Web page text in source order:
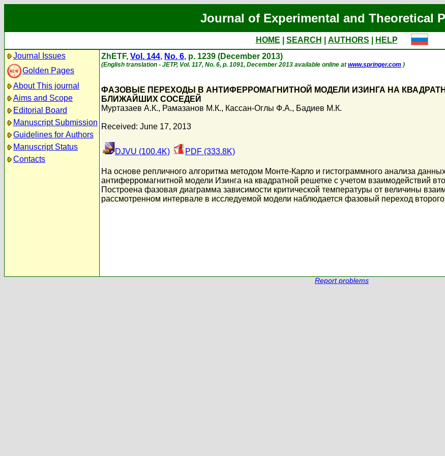
Journal of Experimental and Theoretical
HOME SEARCH AUTHORS
HELP
Journal Issues
Golden Pages
About This journal
Aims and Scope
Editorial Board
Manuscript Submission
Guidelines for Authors
Manuscript Status
Contacts
ZhETF, Vol. 144, No. 6, p. 1239 (December 2013)
(English translation - JETP, Vol. 117, No. 6, p. 1091, December 2013 available online atwww.springer.com )
ФАЗОВЫЕ ПЕРЕХОДЫ В АНТИФЕРРОМАГНИТНОЙ МОДЕЛИ ИЗИНГА НА
БЛИЖАЙШИХ СОСЕДЕЙ
Муртазаев А.К., Рамазанов М.К., Кассан-Оглы Ф.А., Бадиев М.К.
Received: June 17, 2013
DJVU (100.4K) PDF (333.8K)
На основе репличного алгоритма методом Монте-Карло и гистограммного анализа
антиферромагнитной модели Изинга на квадратной решетке с учетом взаимодействий
Построена фазовая диаграмма зависимости критической температуры от величины
рассмотренном интервале в исследуемой модели наблюдается фазовый переход
Report problems